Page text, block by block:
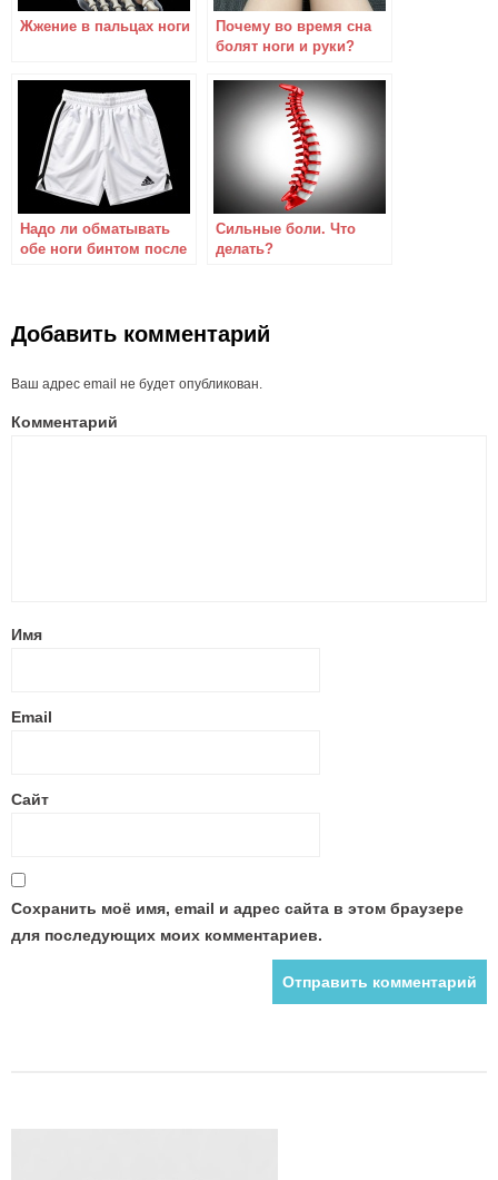
Жжение в пальцах ноги
Почему во время сна
болят ноги и руки?
Надо ли обматывать
обе ноги бинтом после
Сильные боли. Что
делать?
Добавить комментарий
Ваш адрес email не будет опубликован.
Комментарий
Имя
Email
Сайт
Сохранить моё имя, email и адрес сайта в этом браузере
для последующих моих комментариев.